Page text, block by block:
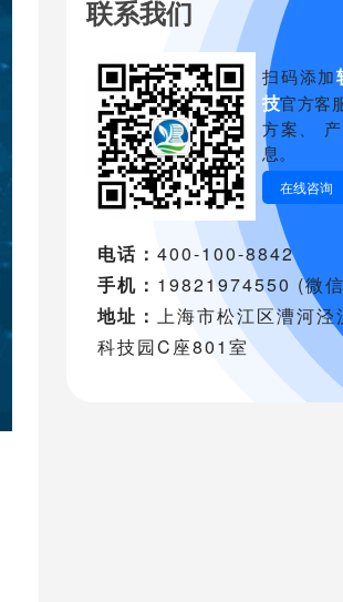
联系我们
扫码添加
技官方客
方案、
息。
在线咨询
电话：400-100-8842
手机： 19821974550 (微
地址：上海市松江区漕河泾
科技园C座801室